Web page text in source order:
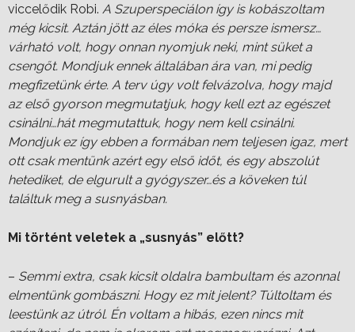
viccelődik Robi. A Szuperspeciálon így is kobászoltam
még kicsit. Aztán jött az éles móka és persze ismersz…
várható volt, hogy onnan nyomjuk neki, mint süket a
csengőt. Mondjuk ennek általában ára van, mi pedig
megfizetünk érte. A terv úgy volt felvázolva, hogy majd
az első gyorson megmutatjuk, hogy kell ezt az egészet
csinálni…hát megmutattuk, hogy nem kell csinálni.
Mondjuk ez így ebben a formában nem teljesen igaz, mert
ott csak mentünk azért egy első időt, és egy abszolút
hetediket, de elgurult a gyógyszer…és a köveken túl
találtuk meg a susnyásban.
Mi történt veletek a „susnyás” előtt?
– Semmi extra, csak kicsit oldalra bambultam és azonnal
elmentünk gombászni. Hogy ez mit jelent? Túltoltam és
leestünk az útról. Én voltam a hibás, ezen nincs mit